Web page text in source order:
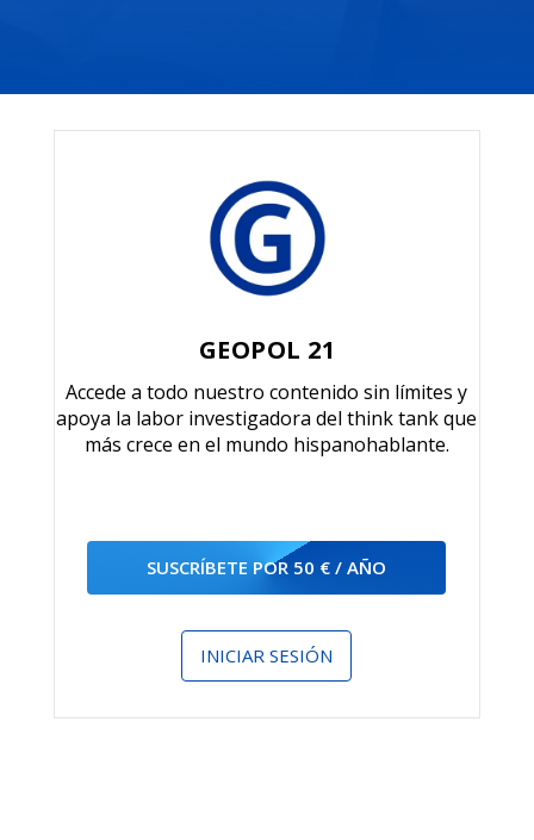
GEOPOL 21
Accede a todo nuestro contenido sin límites y
apoya la labor investigadora del think tank que
más crece en el mundo hispanohablante.
SUSCRÍBETE POR 50 € / AÑO
INICIAR SESIÓN